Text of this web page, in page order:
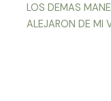
LOS DEMAS
ALEJARON DE MI